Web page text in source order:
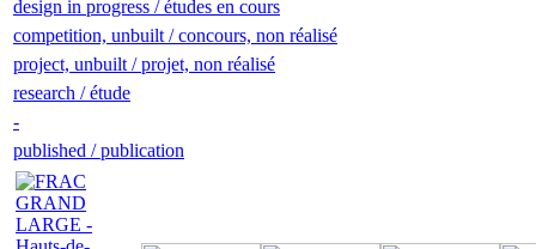
design in progress / études en cours
competition, unbuilt / concours, non réalisé
project, unbuilt / projet, non réalisé
research / étude
-
published / publication